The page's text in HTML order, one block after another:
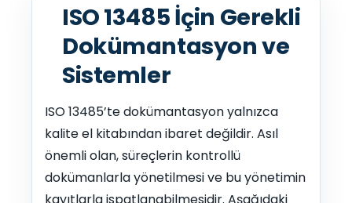
ISO 13485 İçin Gerekli
Dokümantasyon ve
Sistemler
ISO 13485’te dokümantasyon yalnızca
kalite el kitabından ibaret değildir. Asıl
önemli olan, süreçlerin kontrollü
dokümanlarla yönetilmesi ve bu yönetimin